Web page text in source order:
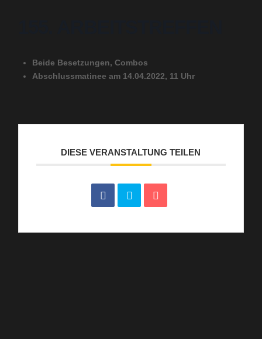
Beide Besetzungen, Combos
Abschlussmatinee am 14.04.2022, 11 Uhr
DIESE VERANSTALTUNG TEILEN